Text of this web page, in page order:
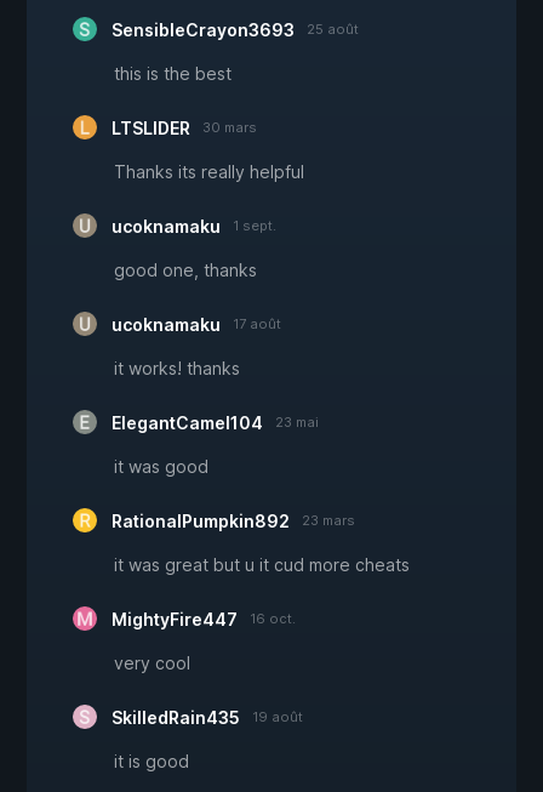
SensibleCrayon3693 25 août
this is the best
LTSLIDER 30 mars
Thanks its really helpful
ucoknamaku 1 sept.
good one, thanks
ucoknamaku 17 août
it works! thanks
ElegantCamel104 23 mai
it was good
RationalPumpkin892 23 mars
it was great but u it cud more cheats
MightyFire447 16 oct.
very cool
SkilledRain435 19 août
it is good